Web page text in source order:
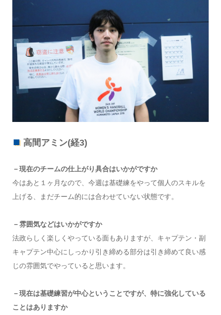
高間アミン(経3)
－現在のチームの仕上がり具合はいかがですか
今はあと１ヶ月なので、今週は基礎練をやって個人のスキルを
上げる、まだチーム的には合わせていない状態です。
－雰囲気などはいかがですか
法政らしく楽しくやっている面もありますが、キャプテン・副
キャプテン中心にしっかり引き締める部分は引き締めて良い感
じの雰囲気でやっていると思います。
－現在は基礎練習が中心ということですが、特に強化している
ことはありますか